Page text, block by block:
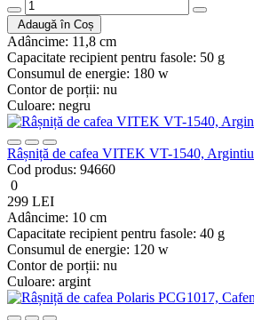
Adaugă în Coș
Adâncime: 11,8 cm
Capacitate recipient pentru fasole: 50 g
Consumul de energie: 180 w
Contor de porții: nu
Culoare: negru
Râșniță de cafea VITEK VT-1540, Argintiu
Cod produs: 94660
0
299 LEI
Adâncime: 10 cm
Capacitate recipient pentru fasole: 40 g
Consumul de energie: 120 w
Contor de porții: nu
Culoare: argint